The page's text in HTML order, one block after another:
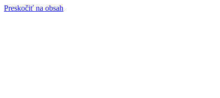
Preskočiť na obsah